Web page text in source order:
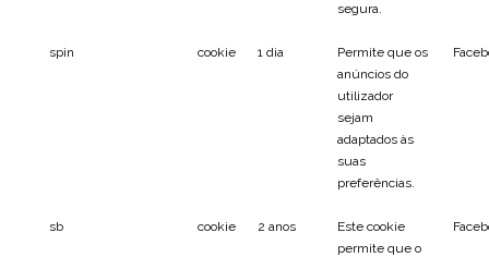
segura.
spin cookie 1 dia
Permite que os
anúncios do
utilizador
sejam
adaptados às
suas
preferências.
sb cookie 2 anos
Este cookie
permite que o